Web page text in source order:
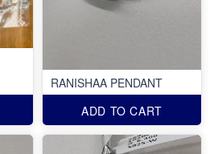
RANISHAA PENDANT
ADD TO CART